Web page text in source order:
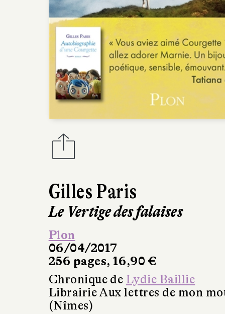
Gilles Paris
Le Vertige des falaises
Plon
06/04/2017
256 pages, 16,90 €
Chronique de Lydie Baillie
Librairie Aux lettres de mon
(Nîmes)